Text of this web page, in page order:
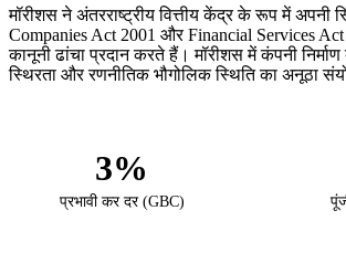
मॉरीशस ने अंतरराष्ट्रीय वित्तीय केंद्र के रूप में अपनी
Companies Act 2001 और Financial Services
कानूनी ढांचा प्रदान करते हैं। मॉरीशस में कंपनी
स्थिरता और रणनीतिक भौगोलिक स्थिति का अनूठा
3%
प्रभावी कर दर (GBC)